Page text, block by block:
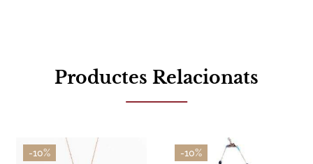
Productes Relacionats
-10% -10%